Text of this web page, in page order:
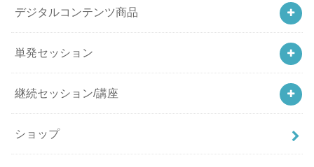
デジタルコンテンツ商品
単発セッション
継続セッション/講座
ショップ